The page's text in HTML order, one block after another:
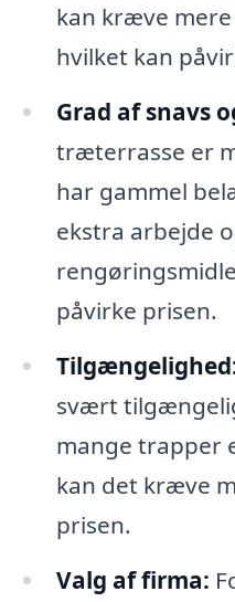
kan kræve
hvilket kan
Grad af snavs
træterrasse er
har gammel
ekstra arbejde
påvirke prisen.
svært
mange trapper
kan det kræve
prisen.
Valg af firma: